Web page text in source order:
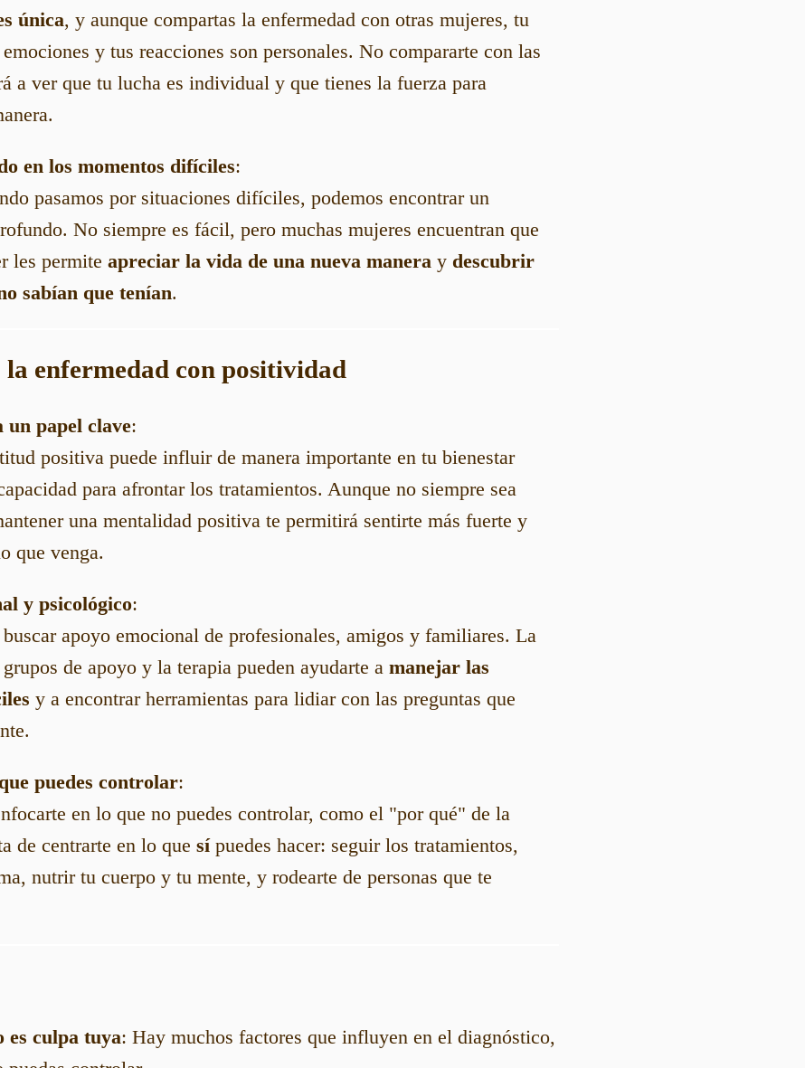
única, y aunque compartas la enfermedad con otras mujeres, tu
y tus reacciones son personales. No compararte con las
a ver que tu lucha es individual y que tienes la fuerza para
en los momentos difíciles:
pasamos por situaciones difíciles, podemos encontrar un
No siempre es fácil, pero muchas mujeres encuentran que
les permite apreciar la vida de una nueva manera y descubrir
sabían que tenían.
enfermedad con positividad
un papel clave:
positiva puede influir de manera importante en tu bienestar
para afrontar los tratamientos. Aunque no siempre sea
una mentalidad positiva te permitirá sentirte más fuerte y
que venga.
y psicológico:
apoyo emocional de profesionales, amigos y familiares. La
de apoyo y la terapia pueden ayudarte a manejar las
y a encontrar herramientas para lidiar con las preguntas que
puedes controlar:
en lo que no puedes controlar, como el "por qué" de la
de centrarte en lo que sípuedes hacer: seguir los tratamientos,
nutrir tu cuerpo y tu mente, y rodearte de personas que te
es culpa tuya: Hay muchos factores que influyen en el diagnóstico,